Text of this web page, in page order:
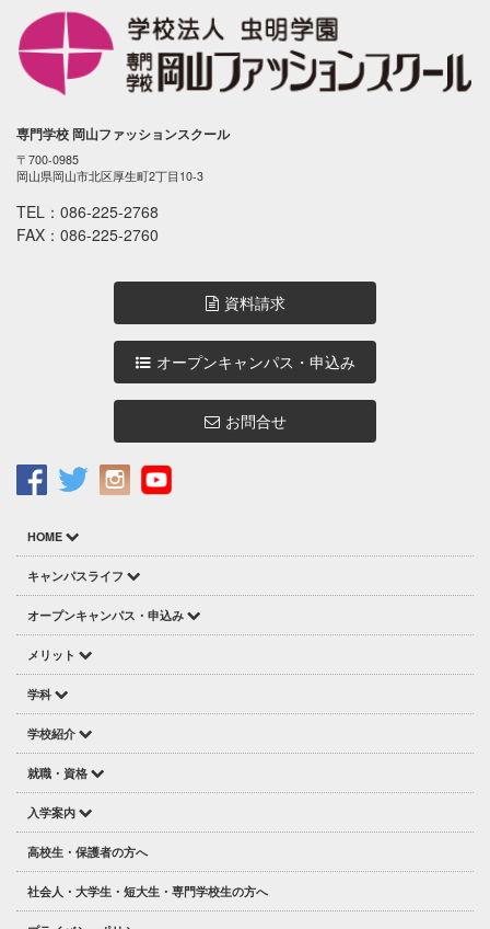
専門学校 岡山ファッションスクール
〒700-0985
岡山県岡山市北区厚生町2丁目10-3
TEL： 086-225-2768
FAX：086-225-2760
資料請求
オープンキャンパス・申込み
お問合せ
HOME
キャンパスライフ
オープンキャンパス・申込み
メリット
学科
学校紹介
就職・資格
入学案内
高校生・保護者の方へ
社会人・大学生・短大生・専門学校生の方へ